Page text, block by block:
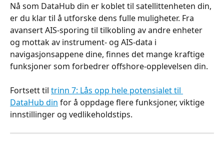
Nå som DataHub din er koblet til satellittenheten din,
er du klar til å utforske dens fulle muligheter. Fra
avansert AIS-sporing til tilkobling av andre enheter
og mottak av instrument- og AIS-data i
navigasjonsappene dine, finnes det mange kraftige
funksjoner som forbedrer offshore-opplevelsen din.
Fortsett til trinn 7: Lås opp hele potensialet til
DataHub din for å oppdage flere funksjoner, viktige
innstillinger og vedlikeholdstips.